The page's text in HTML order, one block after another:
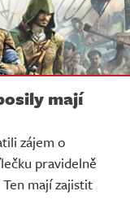
mají
zájem o
pravidelně
mají zajistit